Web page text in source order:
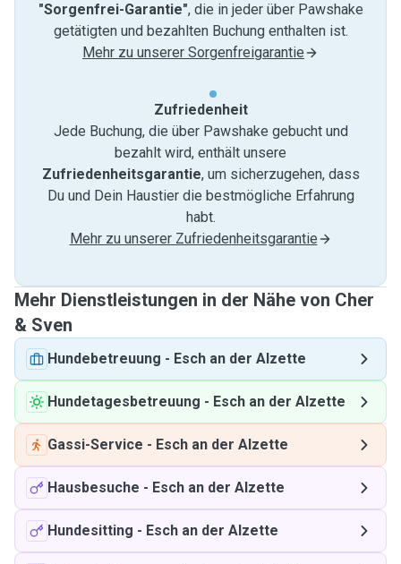
"Sorgenfrei-Garantie", die in jeder über Pawshake
getätigten und bezahlten Buchung enthalten ist.
Mehr zu unserer Sorgenfreigarantie
Zufriedenheit
Jede Buchung, die über Pawshake gebucht und
bezahlt wird, enthält unsere
Zufriedenheitsgarantie, um sicherzugehen, dass
Du und Dein Haustier die bestmögliche Erfahrung
habt.
Mehr zu unserer Zufriedenheitsgarantie
Mehr Dienstleistungen in der Nähe von Cher
& Sven
Hundebetreuung - Esch an der Alzette
Hundetagesbetreuung - Esch an der Alzette
Gassi-Service - Esch an der Alzette
Hausbesuche - Esch an der Alzette
Hundesitting - Esch an der Alzette